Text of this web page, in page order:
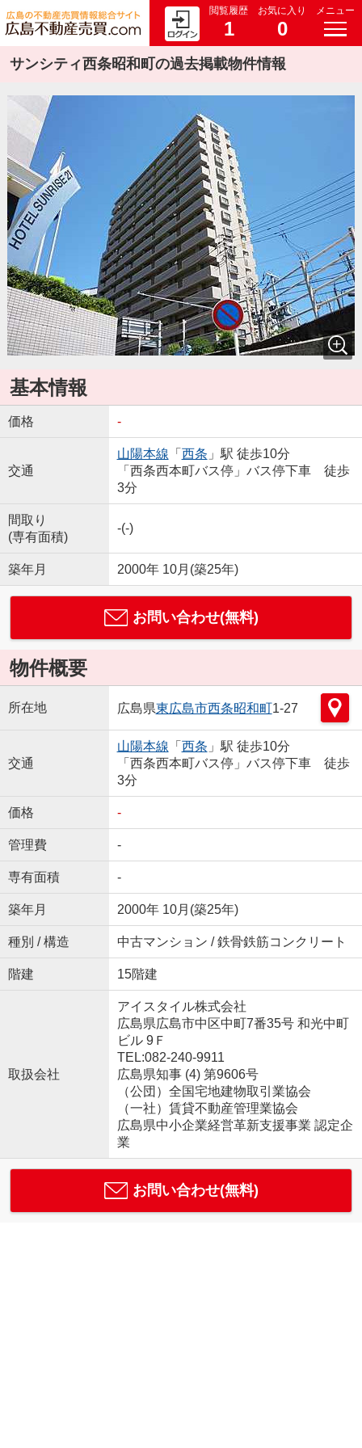
閲覧履歴
1
お気に入り
0
メニュー
サンシティ西条昭和町の過去掲載物件情報
基本情報
価格 -
交通
山陽本線 「 西条 」駅 徒歩10分
「西条西本町バス停」バス停下車 徒歩
3分
間取り
(専有面積)
-(-)
築年月 2000年 10月(築25年)
お問い合わせ(無料)
物件概要
所在地 広島県東広島市西条昭和町1-27
交通
山陽本線 「 西条 」駅 徒歩10分
「西条西本町バス停」バス停下車 徒歩
3分
価格 -
管理費 -
専有面積 -
築年月 2000年 10月(築25年)
種別 / 構造 中古マンション / 鉄骨鉄筋コンクリート
階建 15階建
取扱会社
アイスタイル株式会社
広島県広島市中区中町7番35号 和光中町
ビル 9Ｆ
TEL:082-240-9911
広島県知事 (4) 第9606号
（公団）全国宅地建物取引業協会
（一社）賃貸不動産管理業協会
広島県中小企業経営革新支援事業 認定企
業
お問い合わせ(無料)